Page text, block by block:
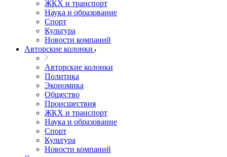
ЖКХ и транспорт
Наука и образование
Спорт
Культура
Новости компаний
Авторские колонки
Авторские колонки
Политика
Экономика
Общество
Происшествия
ЖКХ и транспорт
Наука и образование
Спорт
Культура
Новости компаний